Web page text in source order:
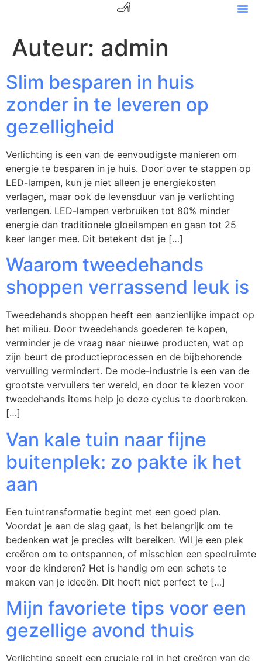
Auteur: admin
Slim besparen in huis
zonder in te leveren op
gezelligheid
Verlichting is een van de eenvoudigste manieren om
energie te besparen in je huis. Door over te stappen op
LED-lampen, kun je niet alleen je energiekosten
verlagen, maar ook de levensduur van je verlichting
verlengen. LED-lampen verbruiken tot 80% minder
energie dan traditionele gloeilampen en gaan tot 25
keer langer mee. Dit betekent dat je […]
Waarom tweedehands
shoppen verrassend leuk is
Tweedehands shoppen heeft een aanzienlijke impact op
het milieu. Door tweedehands goederen te kopen,
verminder je de vraag naar nieuwe producten, wat op
zijn beurt de productieprocessen en de bijbehorende
vervuiling vermindert. De mode-industrie is een van de
grootste vervuilers ter wereld, en door te kiezen voor
tweedehands items help je deze cyclus te doorbreken.
[…]
Van kale tuin naar fijne
buitenplek: zo pakte ik het
aan
Een tuintransformatie begint met een goed plan.
Voordat je aan de slag gaat, is het belangrijk om te
bedenken wat je precies wilt bereiken. Wil je een plek
creëren om te ontspannen, of misschien een speelruimte
voor de kinderen? Het is handig om een schets te
maken van je ideeën. Dit hoeft niet perfect te […]
Mijn favoriete tips voor een
gezellige avond thuis
Verlichting speelt een cruciale rol in het creëren van de